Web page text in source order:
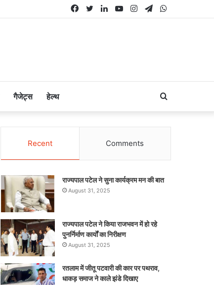
Telegram
Instagram
YouTube
LinkedIn
Twitter
Facebook
गैजेट्स हेल्थ Search
for
Recent Comments
राज्यपाल पटेल ने सुना कार्यक्रम मन की बात
August 31, 2025
राज्यपाल पटेल ने किया राजभवन में हो रहे
पुनर्निर्माण कार्यों का निरीक्षण
August 31, 2025
रतलाम में जीतू पटवारी की कार पर पथराव,
धाकड़ समाज ने काले झंडे दिखाए